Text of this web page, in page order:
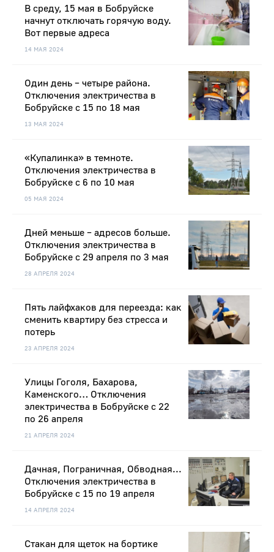
14 МАЯ 2024
В среду, 15 мая в Бобруйске
начнут отключать горячую воду.
Вот первые адреса
13 МАЯ 2024
Один день – четыре района.
Отключения электричества в
Бобруйске с 15 по 18 мая
05 МАЯ 2024
«Купалинка» в темноте.
Отключения электричества в
Бобруйске с 6 по 10 мая
28 АПРЕЛЯ 2024
Дней меньше – адресов больше.
Отключения электричества в
Бобруйске с 29 апреля по 3 мая
23 АПРЕЛЯ 2024
Пять лайфхаков для переезда: как
сменить квартиру без стресса и
потерь
21 АПРЕЛЯ 2024
Улицы Гоголя, Бахарова,
Каменского… Отключения
электричества в Бобруйске с 22
по 26 апреля
14 АПРЕЛЯ 2024
Дачная, Пограничная, Обводная...
Отключения электричества в
Бобруйске с 15 по 19 апреля
Стакан для щеток на бортике